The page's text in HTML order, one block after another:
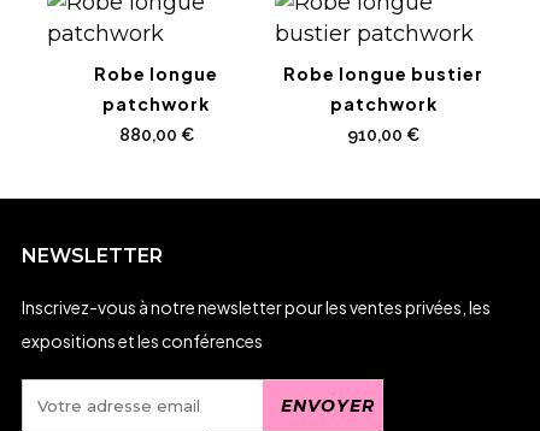
Robe longue
patchwork
880,00 €
Robe longue bustier
patchwork
910,00 €
NEWSLETTER
Inscrivez-vous à notre newsletter pour les ventes privées, les
expositions et les conférences